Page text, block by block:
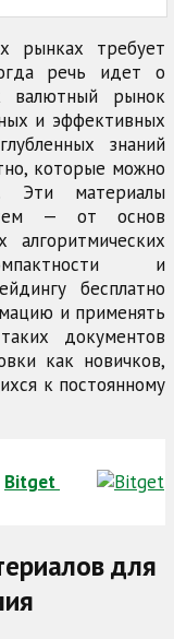
рынках требует
речь идет о
валютный рынок
и эффективных
знаний
которые можно
Эти материалы
— от основ
алгоритмических
и
бесплатно
и применять
документов
как новичков,
к постоянному
Bitget
для